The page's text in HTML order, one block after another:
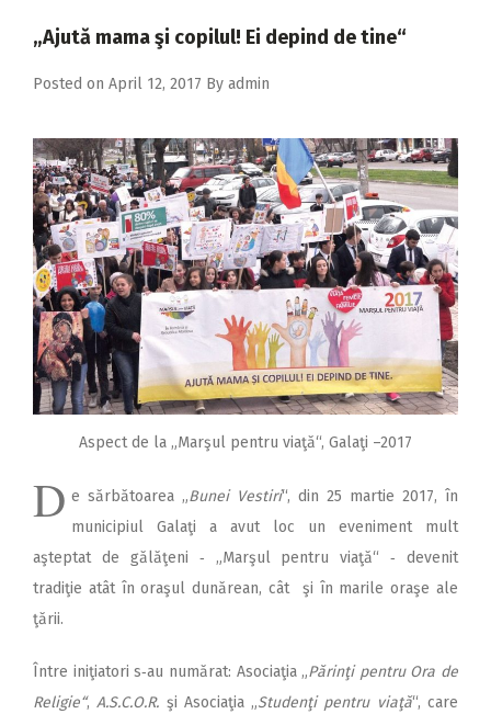
2017
2016
2014
2013
2012
2011
2010
2009
„Ajută mama şi copilul! Ei depind de tine“
Posted on April 12, 2017 By admin
Aspect de la „Marşul pentru viaţă“, Galaţi –2017
D e sărbătoarea „Bunei Vestiri“, din 25 martie 2017, în
municipiul Galaţi a avut loc un eveniment mult
aşteptat de gălăţeni ‑ „Marşul pentru viaţă“ ‑ devenit
tradiţie atât în oraşul dunărean, cât şi în marile oraşe ale
ţării.
Între iniţiatori s‑au numărat: Asociaţia „Părinţi pentru Ora de
Religie“,A.S.C.O.R. şi Asociaţia „Studenţi pentru viaţă“, care